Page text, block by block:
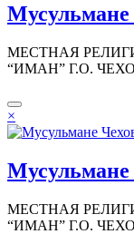
Мусульмане
МЕСТНАЯ
“ИМАН” Г.О.
×
Мусульмане
МЕСТНАЯ
“ИМАН” Г.О.